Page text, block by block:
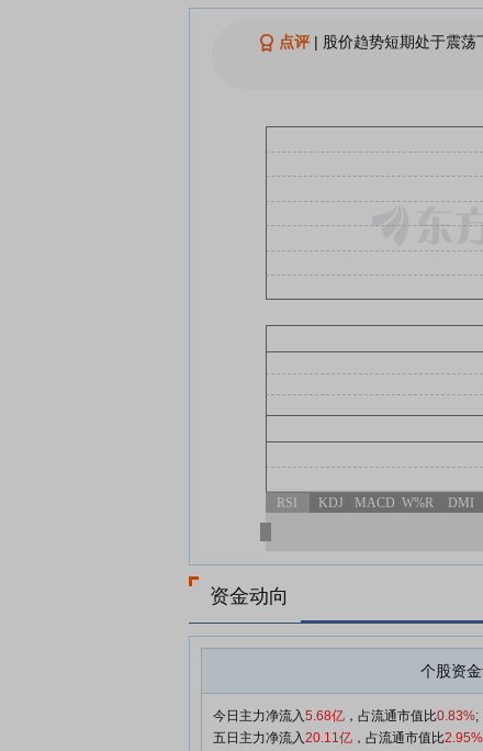
查看更多
点评| 股价趋势短期处于震
RSI KDJ MACD W%R DMI
资金动向
个股资
今日主力净流入5.68亿 ，占流通市值比0.83%;
五日主力净流入20.11亿 ，占流通市值比2.95%